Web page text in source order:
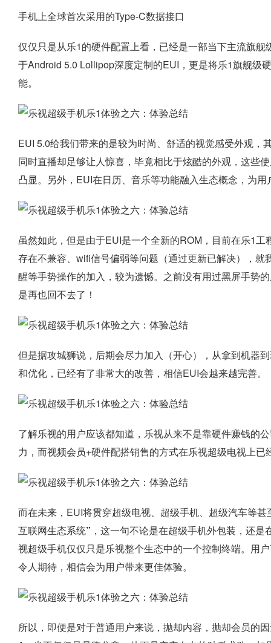
手机上全球首次采用的Type-C数据接口
仅仅只是从乐1的硬件配置上看，已经是一部当下主流旗
于Android 5.0 Lollipop深度定制的EUI，更是将乐1旗舰级
能。
EUI 5.0给我们带来的是较为时尚、舒适的视觉感受外观
同时直播却足够让人惊喜，毕竟相比于炫酷的外观，这些
凸显。另外，EUI在日历、音乐等功能融入生态概念，为
虽然如此，但是由于EUI是一个全新的ROM，目前在乐1
存在不兼容、wifi信号偏弱等问题（通过更新已解决），
醒等手势操作的加入，较为遗憾。之前没有用过黑屏手势
是再也回不去了！
但是据攻城狮说，后期会尽力加入（开心），从拿到机器
和优化，已经有了非常大的改善，相信EUI会越来越完善。
了解乐视的用户应该都知道，乐视从来不是靠硬件赚钱的
力，而视频会员+硬件配搭销售的方式在乐视超级电视上
而在未来，EUI将贯穿超级电视、超级手机、超级汽车等甚
互联网生态系统” ，这一句不论是在超级手机外包装，还
视超级手机仅仅只是乐视整个生态中的一个控制终端。用
令人期待，相信会为用户带来更佳体验。
所以，即便是对于普通用户来说，抛却内容，抛却会员的